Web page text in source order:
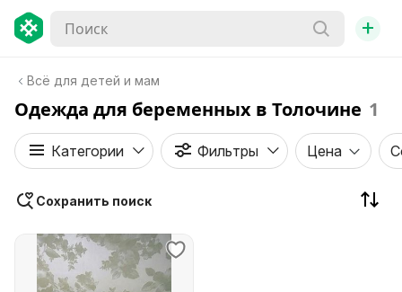
+
Всё для детей и мам
Одежда для беременных в Толочине 1
Категории Фильтры Цена
Сохранить поиск